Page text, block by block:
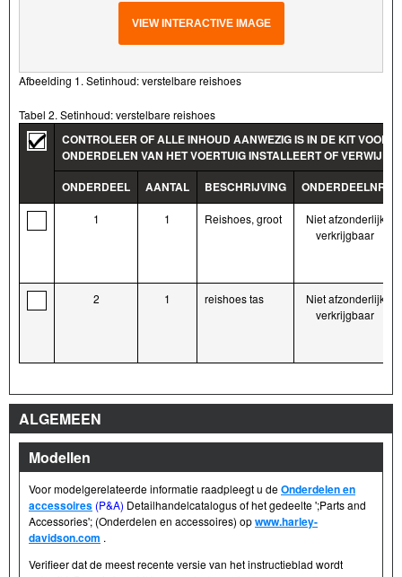
VIEW INTERACTIVE IMAGE
Afbeelding 1. Setinhoud: verstelbare reishoes
Tabel 2. Setinhoud: verstelbare reishoes
CONTROLEER OF ALLE INHOUD AANWEZIG IS IN DE KIT
ONDERDELEN VAN HET VOERTUIG INSTALLEERT OF
ONDERDEEL
AANTAL BESCHRIJVING ONDERDEELNR.
1 1 Reishoes, groot
Niet afzonderlijk
verkrijgbaar
2 1 reishoes tas
Niet afzonderlijk
verkrijgbaar
ALGEMEEN
Modellen
Voor modelgerelateerde informatie raadpleegt u deOnderdelen en
accessoires (P&A) Detailhandelcatalogus of het gedeelte ';Parts and
Accessories'; (Onderdelen en accessoires) opwww.harley-
davidson.com .
Verifieer dat de meest recente versie van het instructieblad wordt